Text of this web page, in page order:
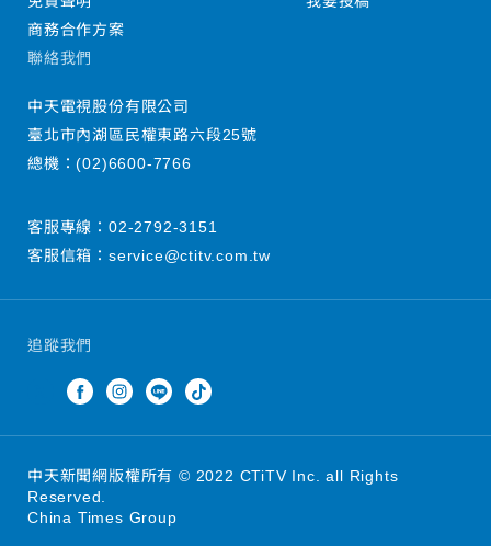
追蹤我們
商務合作方案
聯絡我們
中天電視股份有限公司
臺北市內湖區民權東路六段25號
總機：(02)6600-7766
客服專線： 02-2792-3151
客服信箱： service@ctitv.com.tw
中天新聞網版權所有 © 2022 CTiTV Inc. all Rights
Reserved.
China Times Group